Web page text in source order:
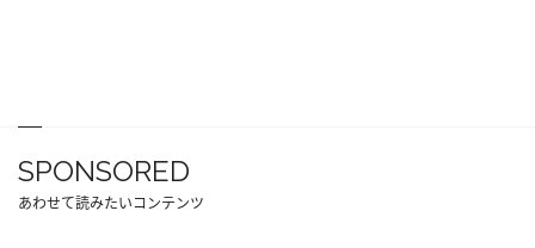
SPONSORED
あわせて読みたいコンテンツ